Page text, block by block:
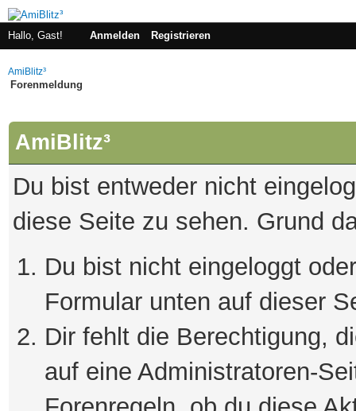
Hallo, Gast! Anmelden Registrieren
AmiBlitz³
Forenmeldung
AmiBlitz³
Du bist entweder nicht
diese Seite zu sehen. Grund
Du bist nicht eingeloggt
Formular unten auf dieser
Dir fehlt die Berechtigung,
auf eine Administratoren-